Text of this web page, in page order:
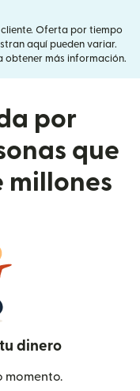
Oferta por tiempo
aquí pueden variar.
en una ventana nueva)
obtener más información.
por
que
millones
dinero
momento.